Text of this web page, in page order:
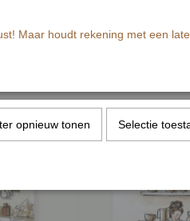
Maar houdt rekening met een
opnieuw tonen Selectie